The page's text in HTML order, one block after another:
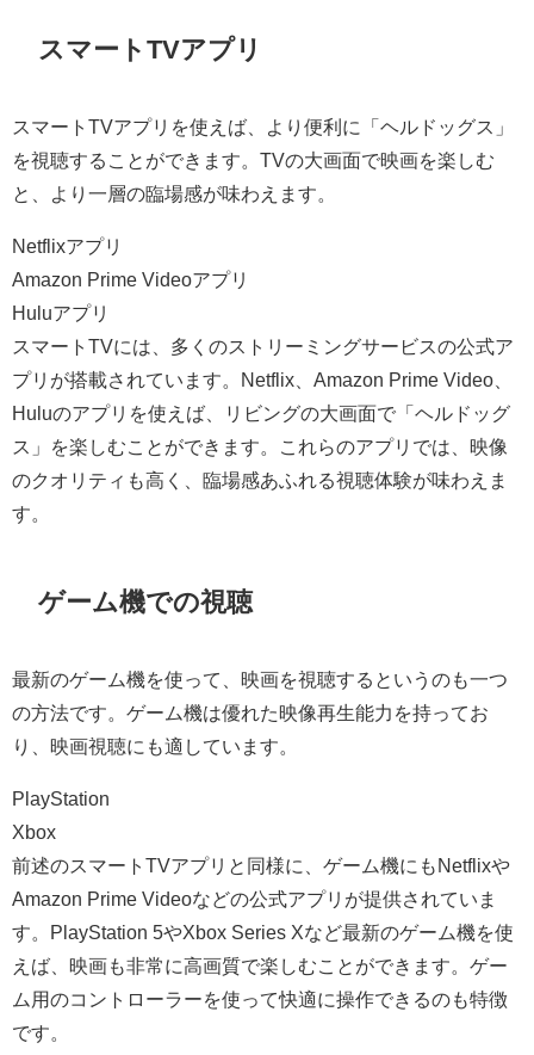
スマートTVアプリ
スマートTVアプリを使えば、より便利に「ヘルドッグス」
を視聴することができます。TVの大画面で映画を楽しむ
と、より一層の臨場感が味わえます。
Netflixアプリ
Amazon Prime Videoアプリ
Huluアプリ
スマートTVには、多くのストリーミングサービスの公式ア
プリが搭載されています。Netflix、Amazon Prime Video、
Huluのアプリを使えば、リビングの大画面で「ヘルドッグ
ス」を楽しむことができます。これらのアプリでは、映像
のクオリティも高く、臨場感あふれる視聴体験が味わえま
す。
ゲーム機での視聴
最新のゲーム機を使って、映画を視聴するというのも一つ
の方法です。ゲーム機は優れた映像再生能力を持ってお
り、映画視聴にも適しています。
PlayStation
Xbox
前述のスマートTVアプリと同様に、ゲーム機にもNetflixや
Amazon Prime Videoなどの公式アプリが提供されていま
す。PlayStation 5やXbox Series Xなど最新のゲーム機を使
えば、映画も非常に高画質で楽しむことができます。ゲー
ム用のコントローラーを使って快適に操作できるのも特徴
です。